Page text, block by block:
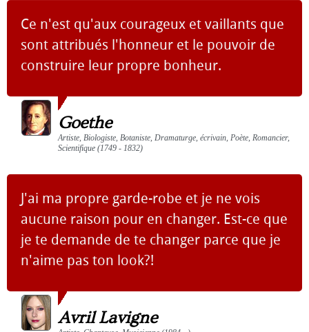
Ce n'est qu'aux courageux et vaillants que
sont attribués l'honneur et le pouvoir de
construire leur propre bonheur.
Goethe
Artiste, Biologiste, Botaniste, Dramaturge, écrivain, Poète, Romancier,
Scientifique (1749 - 1832)
J'ai ma propre garde-robe et je ne vois
aucune raison pour en changer. Est-ce que
je te demande de te changer parce que je
n'aime pas ton look?!
Avril Lavigne